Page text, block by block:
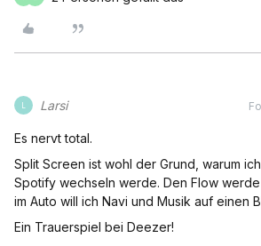
Larsi
Es nervt total.
Split Screen ist wohl der Grund, warum
Spotify wechseln werde. Den Flow
im Auto will ich Navi und Musik auf einen
Ein Trauerspiel bei Deezer!